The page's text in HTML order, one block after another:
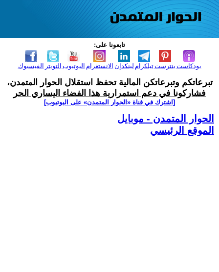
تابعونا على:
الفيسبوك التويتر اليوتيوب الانستغرام لينكدإن تيلكرامبنترست بودكاست
تبرعاتكم وتبرعاتكن المالية تحفظ استقلال الحوار المتمدن،
فشاركونا في دعم استمرارية هذا الفضاء اليساري الحر
[اشترك في قناة ‫«الحوار المتمدن» على اليوتيوب]
الحوار المتمدن - موبايل
الموقع الرئيسي